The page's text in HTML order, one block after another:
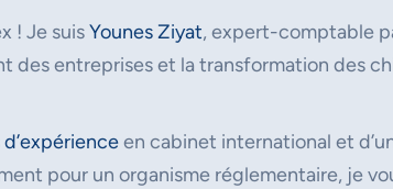
! Je suisYounes Ziyat, expert-comptable
des entreprises et la transformation des
d’expérienceen cabinet international et
pour un organisme réglementaire, je